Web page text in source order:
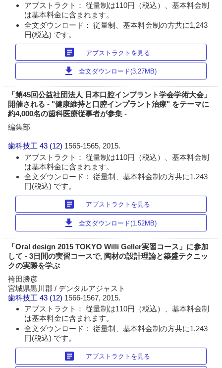
アブストラクト： 従量制は110円（税込）、基本料金制
は基本料金に含まれます。
全文ダウンロード： 従量制、基本料金制の方共に1,243
円(税込) です。
article アブストラクトを見る
download 全文ダウンロード(3.27MB)
「第45回公益社団法人 日本口腔インプラント学会学術大会」
開催される - "健康維持と口腔インプラント治療" をテーマに
約4,000名の歯科医療従事者が参集 -
編集部
歯科技工 43 (12) 1565-1565, 2015.
アブストラクト： 従量制は110円（税込）、基本料金制
は基本料金に含まれます。
全文ダウンロード： 従量制、基本料金制の方共に1,243
円(税込) です。
article アブストラクトを見る
download 全文ダウンロード(1.52MB)
「Oral design 2015 TOKYO Willi Geller実習コース」に参加
して - 3日間の実習コースで, 陶材の設計理論と築盛テクニッ
クの実際を学ぶ
袴田勝彦
宮城県黒川郡 / デンタルアジャスト
歯科技工 43 (12) 1566-1567, 2015.
アブストラクト： 従量制は110円（税込）、基本料金制
は基本料金に含まれます。
全文ダウンロード： 従量制、基本料金制の方共に1,243
円(税込) です。
article アブストラクトを見る